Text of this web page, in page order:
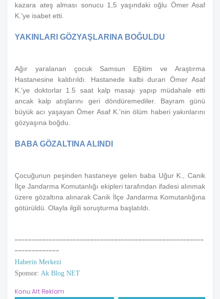
kazara ateş alması sonucu 1,5 yaşındaki oğlu Ömer Asaf
K.'ye isabet etti.
YAKINLARI GÖZYAŞLARINA BOĞULDU
Ağır yaralanan çocuk Samsun Eğitim ve Araştırma
Hastanesine kaldırıldı. Hastanede kalbi duran Ömer Asaf
K.'ye doktorlar 1.5 saat kalp masajı yapıp müdahale etti
ancak kalp atışlarını geri döndüremediler. Bayram günü
büyük acı yaşayan Ömer Asaf K.'nin ölüm haberi yakınlarını
gözyaşına boğdu.
BABA GÖZALTINA ALINDI
Çocuğunun peşinden hastaneye gelen baba Uğur K., Canik
İlçe Jandarma Komutanlığı ekipleri tarafından ifadesi alınmak
üzere gözaltına alınarak Canik İlçe Jandarma Komutanlığına
götürüldü. Olayla ilgili soruşturma başlatıldı.
-------------------------------------------------------
-------------
Haberin Merkezi
Sponsor: Ak Blog NET
Konu Alt Reklam